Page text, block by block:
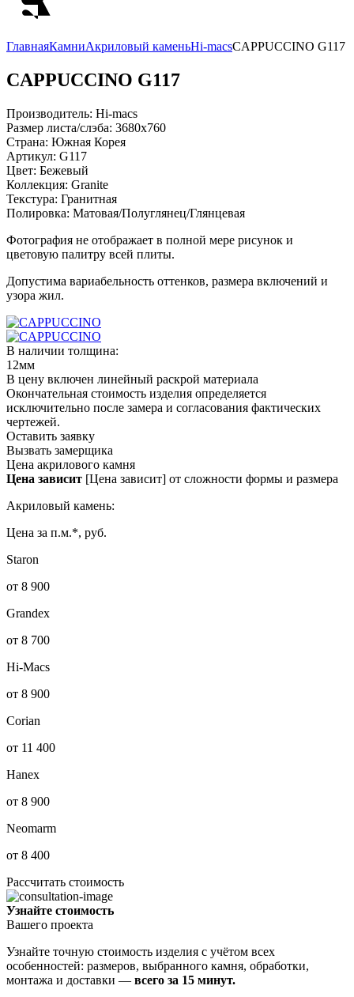
ГлавнаяКамниАкриловый каменьHi-macsCAPPUCCINO G117
CAPPUCCINO G117
Производитель: Hi-macs
Размер листа/слэба: 3680х760
Страна: Южная Корея
Артикул: G117
Цвет: Бежевый
Коллекция: Granite
Текстура: Гранитная
Полировка: Матовая/Полуглянец/Глянцевая
Фотография не отображает в полной мере рисунок и
цветовую палитру всей плиты.
Допустима вариабельность оттенков, размера включений и
узора жил.
В наличии толщина:
12мм
В цену включен линейный раскрой материала
Окончательная стоимость изделия определяется
исключительно после замера и согласования фактических
чертежей.
Оставить заявку
Вызвать замерщика
Цена акрилового камня
Цена зависит [Цена зависит] от сложности формы и размера
Акриловый камень:
Цена за п.м.*, руб.
Staron
от 8 900
Grandex
от 8 700
Hi-Macs
от 8 900
Corian
от 11 400
Hanex
от 8 900
Neomarm
от 8 400
Рассчитать стоимость
Узнайте стоимость
Вашего проекта
Узнайте точную стоимость изделия с учётом всех
особенностей: размеров, выбранного камня, обработки,
монтажа и доставки — всего за 15 минут.